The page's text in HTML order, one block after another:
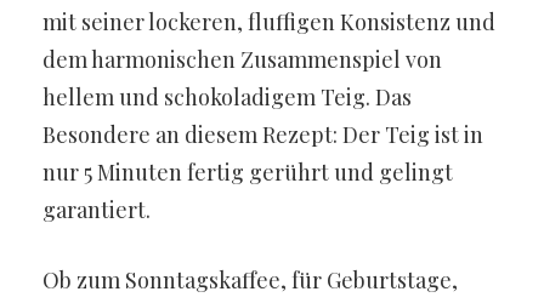
mit seiner lockeren, fluffigen Konsistenz und
dem harmonischen Zusammenspiel von
hellem und schokoladigem Teig. Das
Besondere an diesem Rezept: Der Teig ist in
nur 5 Minuten fertig gerührt und gelingt
garantiert.
Ob zum Sonntagskaffee, für Geburtstage,